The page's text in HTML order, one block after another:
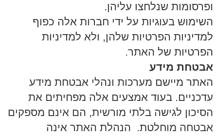
ופרסומות שנלחצו עליהן.
השימוש בעוגיות על ידי חברות אלה כפוף
למדיניות הפרטיות שלהן, ולא למדיניות
הפרטיות של האתר.
אבטחת מידע
האתר מיישם מערכות ונהלי אבטחת מידע
עדכניים. בעוד אמצעים אלה מפחיתים את
הסיכון לגישה בלתי מורשית, הם אינם מספקים
אבטחה מוחלטת. הנהלת האתר אינה